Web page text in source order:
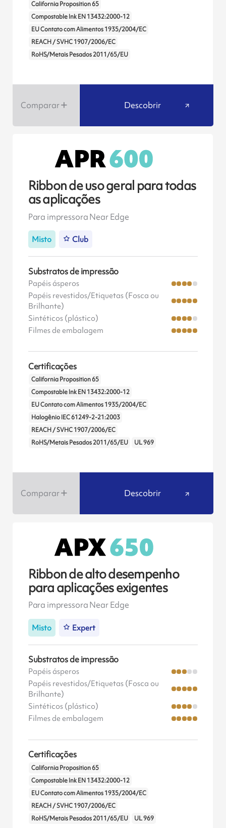
California Proposition 65
Compostable Ink EN 13432:2000-12
EU Contato com Alimentos 1935/2004/EC
REACH / SVHC 1907/2006/EC
RoHS/Metais Pesados 2011/65/EU
Comparar Descobrir
Ribbon de uso geral para todas
as aplicações
Para impressora Near Edge
Misto Club
Substratos de impressão
Papéis ásperos
Papéis revestidos/Etiquetas (Fosca ou
Brilhante)
Sintéticos (plástico)
Filmes de embalagem
Certificações
California Proposition 65
Compostable Ink EN 13432:2000-12
EU Contato com Alimentos 1935/2004/EC
Halogênio IEC 61249-2-21:2003
REACH / SVHC 1907/2006/EC
RoHS/Metais Pesados 2011/65/EU
UL 969
Comparar Descobrir
Ribbon de alto desempenho
para aplicações exigentes
Para impressora Near Edge
Misto Expert
Substratos de impressão
Papéis ásperos
Papéis revestidos/Etiquetas (Fosca ou
Brilhante)
Sintéticos (plástico)
Filmes de embalagem
Certificações
California Proposition 65
Compostable Ink EN 13432:2000-12
EU Contato com Alimentos 1935/2004/EC
REACH / SVHC 1907/2006/EC
RoHS/Metais Pesados 2011/65/EU
UL 969